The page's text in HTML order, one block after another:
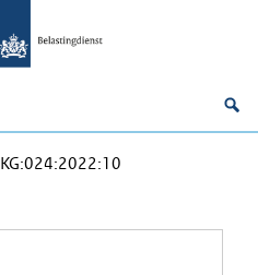
KG:024:2022:10